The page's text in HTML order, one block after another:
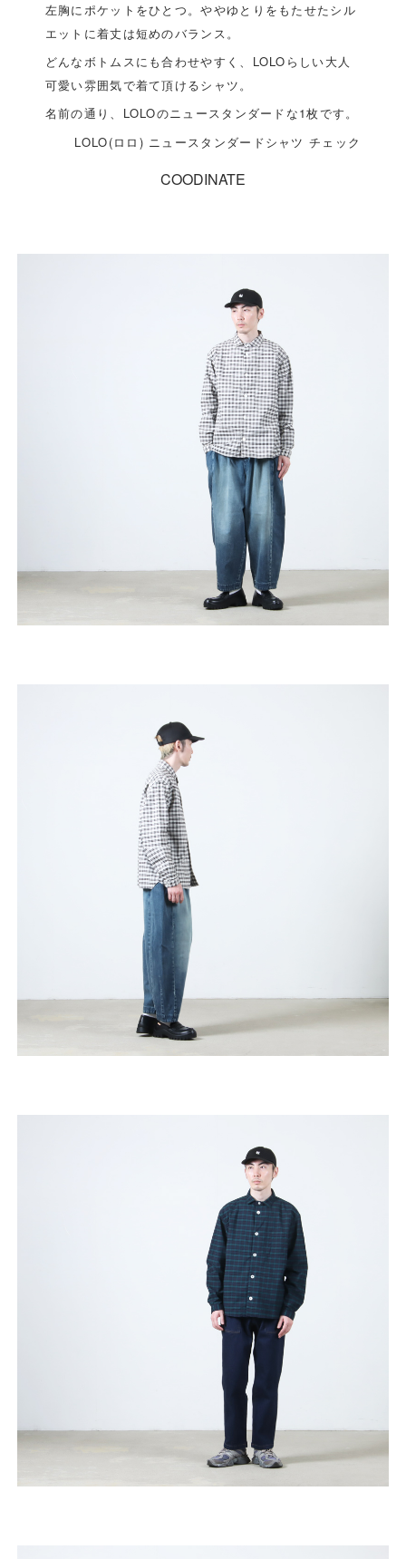
左胸にポケットをひとつ。ややゆとりをもたせたシル
エットに着丈は短めのバランス。
どんなボトムスにも合わせやすく、LOLOらしい大人
可愛い雰囲気で着て頂けるシャツ。
名前の通り、LOLOのニュースタンダードな1枚です。
LOLO(ロロ) ニュースタンダードシャツ チェック
COODINATE